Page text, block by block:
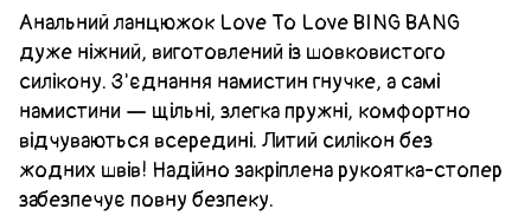
Анальний ланцюжок Love To Love BING BANG
дуже ніжний, виготовлений із шовковистого
силікону. З'єднання намистин гнучке, а самі
намистини — щільні, злегка пружні, комфортно
відчуваються всередині. Литий силікон без
жодних швів! Надійно закріплена рукоятка-стопер
забезпечує повну безпеку.